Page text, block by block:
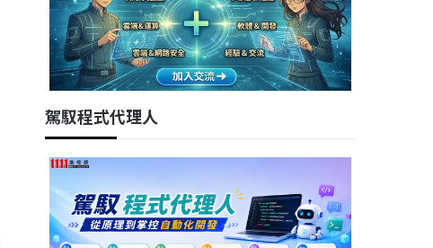
駕馭程式代理人